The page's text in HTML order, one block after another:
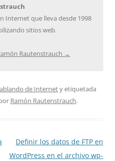
Internet que lleva desde 1998
sitios web.
Rautenstrauch →
de Internety etiquetada
Ramón Rautenstrauch.
Definir los datos de FTP en
WordPress en el archivo wp-